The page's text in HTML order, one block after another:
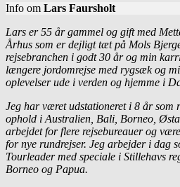
Info om Lars Faursholt
Lars er 55 år gammel og gift med
Århus som er dejligt tæt på Mols
rejsebranchen i godt 30 år og min
længere jordomrejse med rygsæk og
oplevelser ude i verden og hjemme i
Jeg har været udstationeret i 8 år som
ophold i Australien, Bali, Borneo,
arbejdet for flere rejsebureauer og
for nye rundrejser. Jeg arbejder i dag
Tourleader med speciale i Stillehavs
Borneo og Papua.